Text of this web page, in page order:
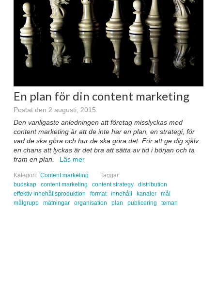
En plan för din content marketing
Postat den 2 augusti, 2015
Den vanligaste anledningen att företag misslyckas med
content marketing är att de inte har en plan, en strategi, för
vad de ska göra och hur de ska göra det. För att ge dig själv
en chans att lyckas är det bra att sätta av tid i början och ta
fram en plan.
Läs mer
Kategori: Content marketing
Taggar:
budskap
content marketing content strategy
distribution
effektiv innehållsproduktion
format innehåll kanaler
mål
målgrupp
mätningar organisation plan publicering teman